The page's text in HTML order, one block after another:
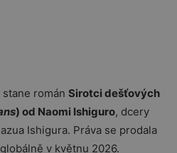
román Sirotci dešťových
) od Naomi Ishiguro, dcery
Ishigura. Práva se prodala
v květnu 2026.